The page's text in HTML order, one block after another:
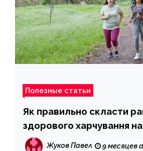
Полезные статьи
Як правильно скласти
здорового харчування
2025 році
Жуков Павел 9 месяцев